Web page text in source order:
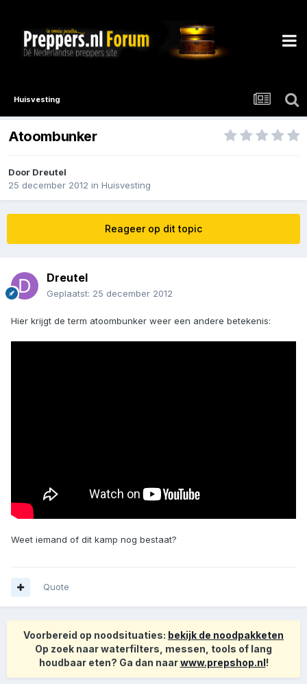
Huisvesting
Atoombunker
Door Dreutel
25 december 2012 in Huisvesting
Reageer op dit topic
Dreutel
Geplaatst: 25 december 2012
Hier krijgt de term atoombunker weer een andere betekenis:
Weet iemand of dit kamp nog bestaat?
Quote
Voorbereid op noodsituaties: bekijk de noodpakketen
Op zoek naar waterfilters, messen, tools of lang
houdbaar eten? Ga dan naarwww.prepshop.nl!